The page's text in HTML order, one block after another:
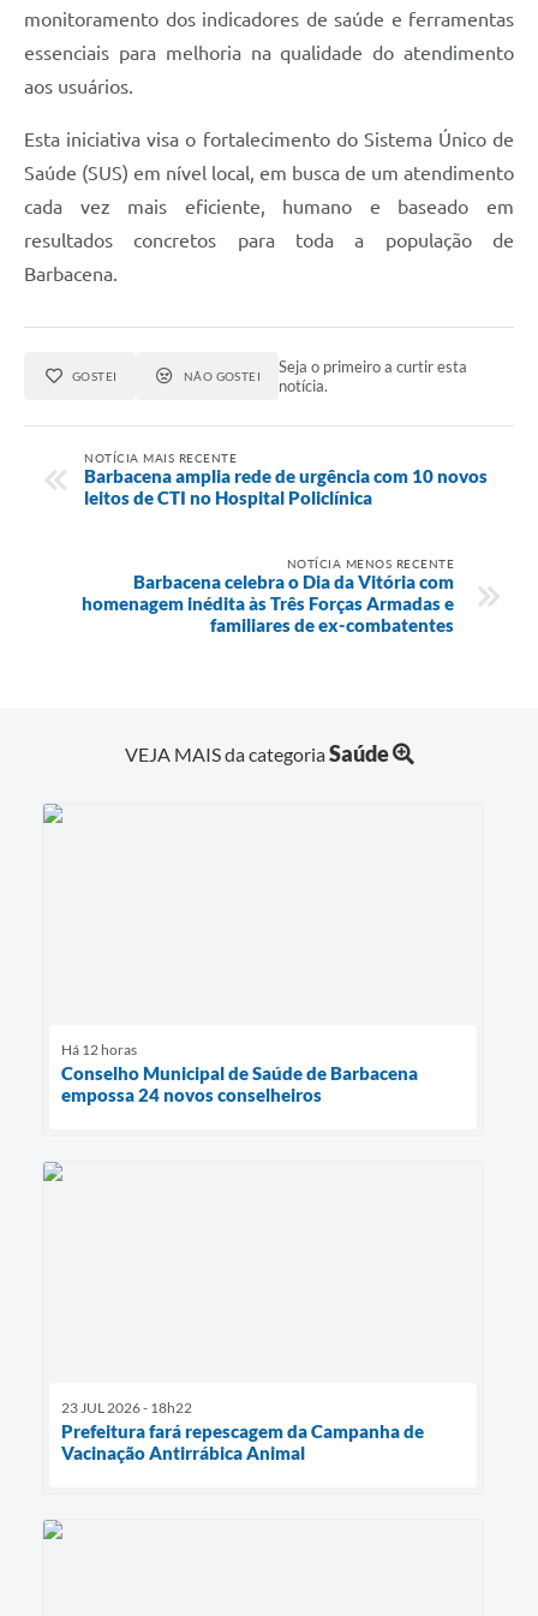
Carta de Serviços
Arquivos para Download
Telefones Úteis
Transparência
SIC
monitoramento dos indicadores de saúde e ferramentas
essenciais para melhoria na qualidade do atendimento
aos usuários.
Esta iniciativa visa o fortalecimento do Sistema Único de
Saúde (SUS) em nível local, em busca de um atendimento
cada vez mais eficiente, humano e baseado em
resultados concretos para toda a população de
Barbacena.
GOSTEI NÃO GOSTEI
Seja o primeiro a curtir esta
notícia.
NOTÍCIA MAIS RECENTE
Barbacena amplia rede de urgência com 10 novos
leitos de CTI no Hospital Policlínica
NOTÍCIA MENOS RECENTE
Barbacena celebra o Dia da Vitória com
homenagem inédita às Três Forças Armadas e
familiares de ex-combatentes
VEJA MAIS da categoriaSaúde
Há 12 horas
Conselho Municipal de Saúde de Barbacena
empossa 24 novos conselheiros
23 JUL 2026 - 18h22
Prefeitura fará repescagem da Campanha de
Vacinação Antirrábica Animal